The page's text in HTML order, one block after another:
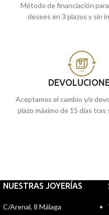
Método de financiación
desees en 3 plazos y sin
Aceptamos el cambio y/o
plazo máximo de 15 días tras
NUESTRAS JOYERÍAS
C/Arenal, 8 Málaga